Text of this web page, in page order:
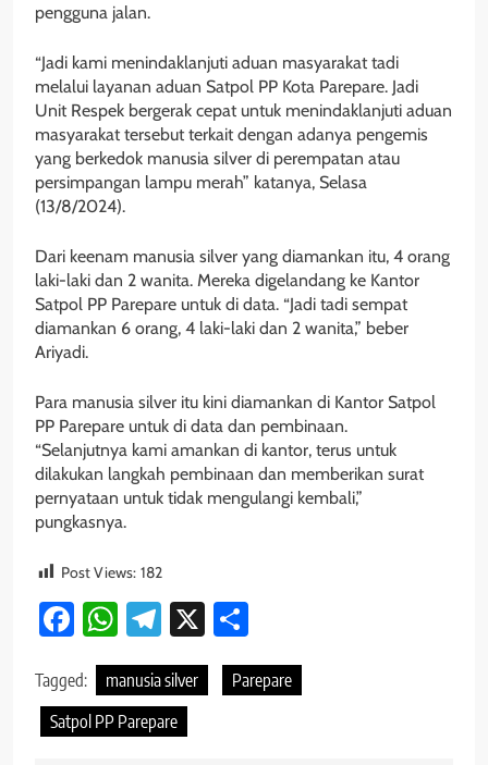
pengguna jalan.
“Jadi kami menindaklanjuti aduan masyarakat tadi
melalui layanan aduan Satpol PP Kota Parepare. Jadi
Unit Respek bergerak cepat untuk menindaklanjuti aduan
masyarakat tersebut terkait dengan adanya pengemis
yang berkedok manusia silver di perempatan atau
persimpangan lampu merah” katanya, Selasa
(13/8/2024).
Dari keenam manusia silver yang diamankan itu, 4 orang
laki-laki dan 2 wanita. Mereka digelandang ke Kantor
Satpol PP Parepare untuk di data. “Jadi tadi sempat
diamankan 6 orang, 4 laki-laki dan 2 wanita,” beber
Ariyadi.
Para manusia silver itu kini diamankan di Kantor Satpol
PP Parepare untuk di data dan pembinaan.
“Selanjutnya kami amankan di kantor, terus untuk
dilakukan langkah pembinaan dan memberikan surat
pernyataan untuk tidak mengulangi kembali,”
pungkasnya.
Post Views: 182
Facebook
WhatsApp
Telegram
X
Tagged: manusia silver
Parepare
Satpol PP Parepare